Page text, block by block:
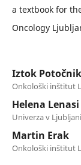
a textbook for
Oncology
Iztok Potočnik
Onkološki inštitut
Helena Lenasi
Univerza v
Martin Erak
Onkološki inštitut